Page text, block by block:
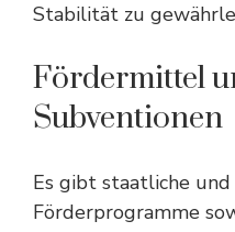
Stabilität zu
Fördermittel
Subventionen
Es gibt staatliche
Förderprogramme